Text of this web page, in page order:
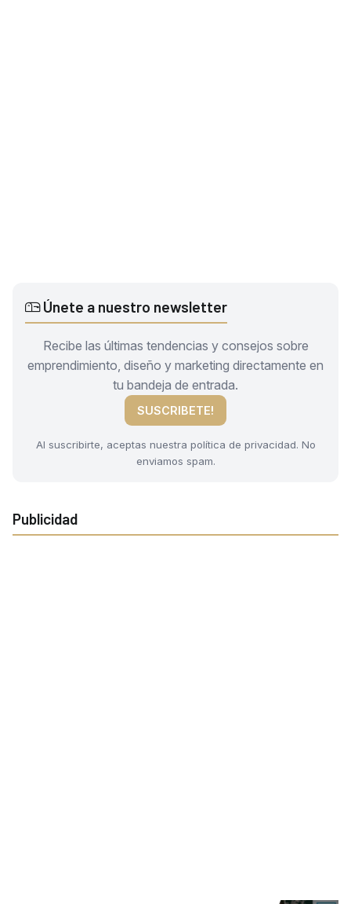
Únete a nuestro newsletter
Recibe las últimas tendencias y consejos sobre
emprendimiento, diseño y marketing directamente en
tu bandeja de entrada.
SUSCRIBETE!
Al suscribirte, aceptas nuestra política de privacidad. No
enviamos spam.
Publicidad